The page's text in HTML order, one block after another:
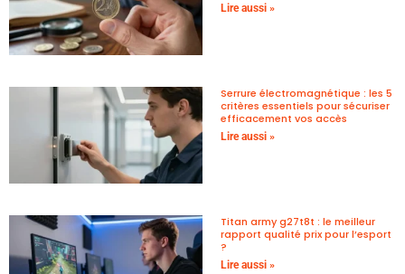
Lire aussi »
Serrure électromagnétique : les 5
critères essentiels pour sécuriser
efficacement vos accès
Lire aussi »
Titan army g27t8t : le meilleur
rapport qualité prix pour l’esport
?
Lire aussi »